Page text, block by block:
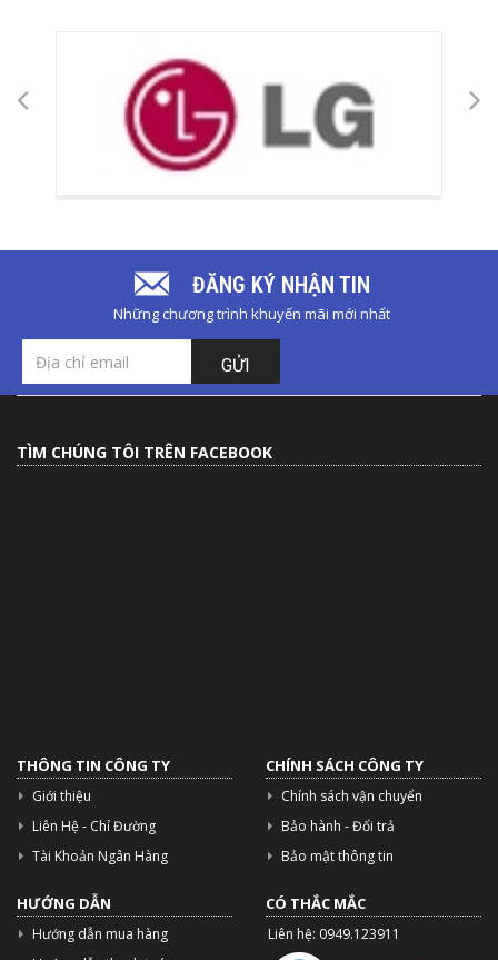
ĐĂNG KÝ NHẬN TIN
Những chương trình khuyến mãi mới nhất
GỬI
TÌM CHÚNG TÔI TRÊN FACEBOOK
THÔNG TIN CÔNG TY
Giới thiệu
Liên Hệ - Chỉ Đường
Tài Khoản Ngân Hàng
CHÍNH SÁCH CÔNG TY
Chính sách vận chuyển
Bảo hành - Đổi trả
Bảo mật thông tin
HƯỚNG DẪN
Hướng dẫn mua hàng
CÓ THẮC MẮC
Liên hệ: 0949.123911